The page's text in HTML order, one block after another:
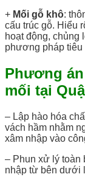
+ Mối gỗ khô:
cấu trúc gỗ. Hiểu
hoạt động, chủng
phương pháp tiêu
Phương
mối tại
– Lập hào hóa
vách hầm nhằm
xâm nhập vào
– Phun xử lý toàn
nhập từ bên dưới